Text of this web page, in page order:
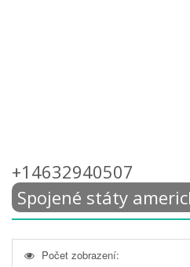
+14632940507
Spojené státy
Počet zobrazení: